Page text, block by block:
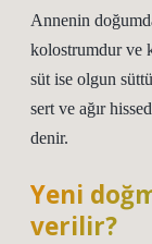
Annenin
kolostrumdur ve
süt ise olgun
sert ve ağır
denir.
Yeni
verilir?